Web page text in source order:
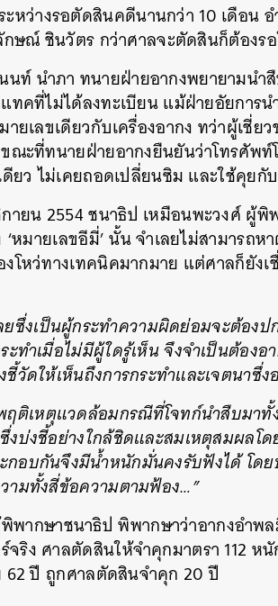
หว่างรอตัดสินคดีนานกว่า 10 เดือน
กษณ์ ชินวัตร กว่าศาลจะตัดสินก็ต้องร
นท์ นำภา ทนายฝ่ายอากงพยายามนำ
ทคที่ไม่ได้ลงทะเบียน แม้ฝ่ายอัยการ
ายเลขเดียวกับเครื่องอากง ทว่าผู้เชี่
ะที่ทนายฝ่ายอากงยืนยันว่าโทรศัพท์
ยว ไม่เคยถอดเปลี่ยนซิม และใช้คุยกั
ายน 2554 ชนาธิป เหมือนพะวงศ์ ผู้
‘หมายเลขอีมี่’ นั้น จำเลยไม่สามารถ
โหว่ทางเทคนิคมากมาย แต่ศาลก็ยังเ
ยซึ่งเป็นผู้กระทำความผิดย่อมจะต้อ
ะทำเมื่อไม่มีผู้ใดรู้เห็น จึงจำเป็นต้อ
ชี้วัดให้เห็นถึงการกระทำและเจตนาซึ่ง
ฤติเหตุแวดล้อมกรณีที่โจทก์นำสืบมา
บ่งชี้อย่างใกล้ชิดและสมเหตุสมผลโ
อบกันจึงมีน้ำหนักมั่นคงรับฟังได้ โดย
ามทั้งสี่ข้อความตามฟ้อง…”
พากษาชนาธิป พิพากษาว่าอากงอำพ
ง ศาลตัดสินให้จำคุกมาตรา 112 หนั
62 ปี ถูกศาลตัดสินจำคุก 20 ปี